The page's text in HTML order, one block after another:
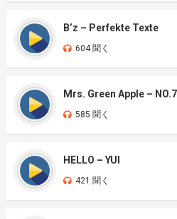
B’z – Perfekte Texte
604 聞く
Mrs. Green Apple –
585 聞く
HELLO – YUI
421 聞く